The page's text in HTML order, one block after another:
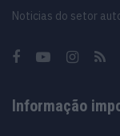
Noticias do setor
Informação